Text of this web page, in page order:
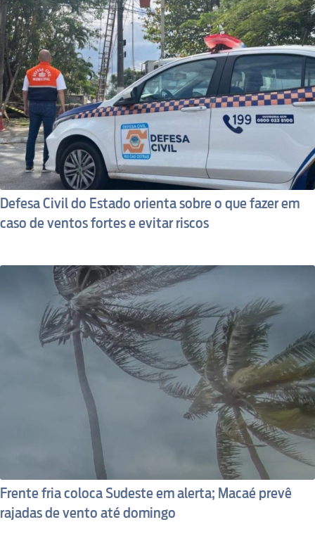
Defesa Civil do Estado orienta sobre o que fazer em
caso de ventos fortes e evitar riscos
Frente fria coloca Sudeste em alerta; Macaé prevê
rajadas de vento até domingo